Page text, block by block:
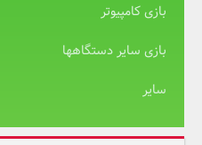
بازی کامپیوتر
بازی سایر دستگاهها
سایر